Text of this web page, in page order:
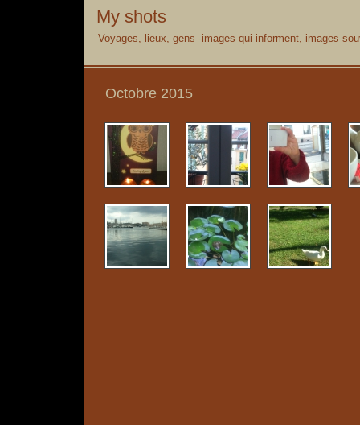
My shots
Voyages, lieux, gens -images qui informent, images
Octobre 2015